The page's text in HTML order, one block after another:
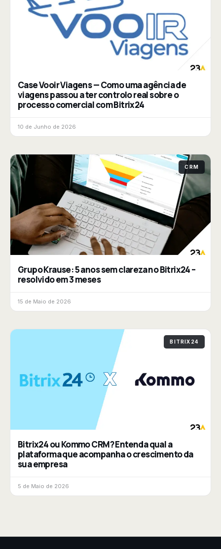
Case Vooir Viagens — Como uma agência de
viagens passou a ter controlo real sobre o
processo comercial com Bitrix24
10 de Junho de 2026
CRM
Grupo Krause: 5 anos sem clareza no Bitrix24 –
resolvido em 3 meses
15 de Maio de 2026
BITRIX24
Bitrix24 ou Kommo CRM? Entenda qual a
plataforma que acompanha o crescimento da
sua empresa
5 de Maio de 2026